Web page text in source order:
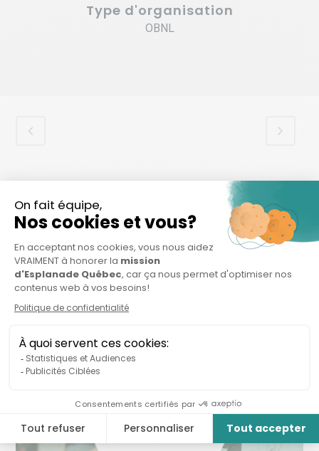
Type d'organisation
OBNL
Organisations connexes